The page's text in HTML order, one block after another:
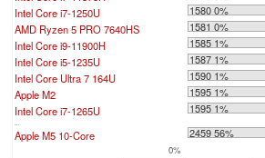
Intel Core i7-1250U
1580 0%
AMD Ryzen 5 PRO 7640HS
1581 0%
Intel Core i9-11900H
1585 1%
Intel Core i5-1235U
1587 1%
Intel Core Ultra 7 164U
1590 1%
Apple M2
1595 1%
Intel Core i7-1265U
1595 1%
...
Apple M5 10-Core 2459 56%
0%